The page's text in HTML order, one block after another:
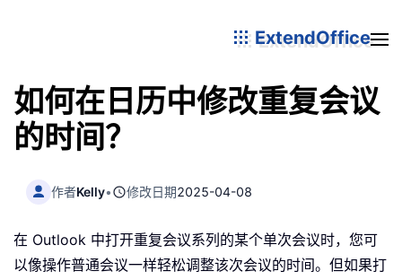
ExtendOffice
如何在日历中修改重复会议
的时间？
作者Kelly• 修改日期2025-04-08
在 Outlook 中打开重复会议系列的某个单次会议时，您可
以像操作普通会议一样轻松调整该次会议的时间。但如果打